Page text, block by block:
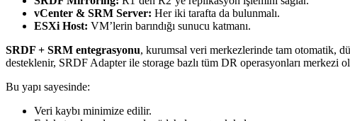
vCenter & SRM Server: Her iki tarafta da bulunmalı.
ESXi Host: VM’lerin barındığı sunucu katmanı.
SRDF + SRM entegrasyonu, kurumsal veri merkezlerinde tam otomatik,
desteklenir, SRDF Adapter ile storage bazlı tüm DR operasyonları merkezi
Bu yapı sayesinde:
Veri kaybı minimize edilir.